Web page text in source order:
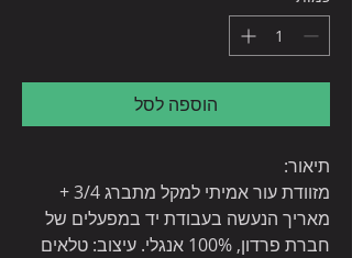
הוספה לסל
תיאור:
מזוודת עור אמיתי למקל מתברג 3/4 +
מאריך הנעשה בעבודת יד במפעלים של
חברת פרדון, 100% אנגלי. עיצוב: טלאים